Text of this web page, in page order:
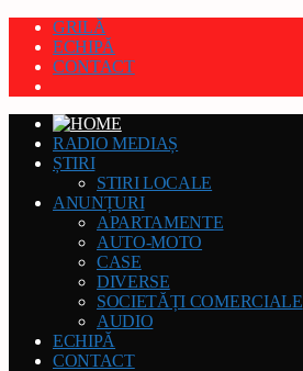
GRILĂ
ECHIPĂ
CONTACT
RADIO MEDIAȘ
ȘTIRI
STIRI LOCALE
ANUNȚURI
APARTAMENTE
AUTO-MOTO
CASE
DIVERSE
SOCIETĂȚI COMERCIALE
AUDIO
ECHIPĂ
CONTACT